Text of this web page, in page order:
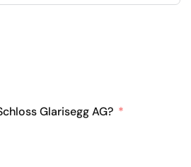
Glarisegg AG?